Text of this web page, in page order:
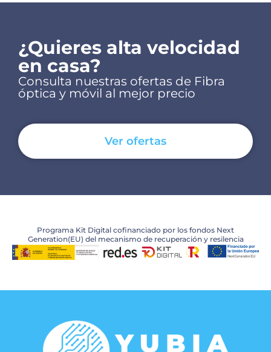
¿Quieres alta velocidad
en casa?
Consulta nuestras ofertas de Fibra
óptica y móvil al mejor precio
Ver ofertas
Programa Kit Digital cofinanciado por los fondos Next
Generation(EU) del mecanismo de recuperación y resilencia